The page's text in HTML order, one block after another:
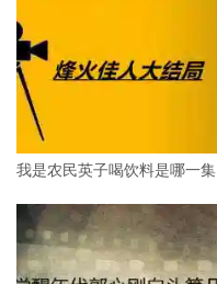
我是农民英子喝饮料是哪一集